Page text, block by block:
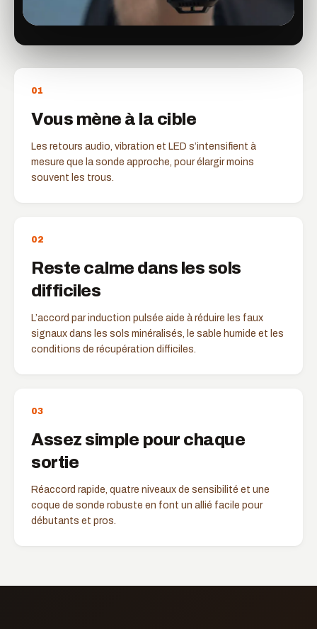
01
Vous mène à la cible
Les retours audio, vibration et LED s’intensifient à
mesure que la sonde approche, pour élargir moins
souvent les trous.
02
Reste calme dans les sols
difficiles
L’accord par induction pulsée aide à réduire les faux
signaux dans les sols minéralisés, le sable humide et les
conditions de récupération difficiles.
03
Assez simple pour chaque
sortie
Réaccord rapide, quatre niveaux de sensibilité et une
coque de sonde robuste en font un allié facile pour
débutants et pros.